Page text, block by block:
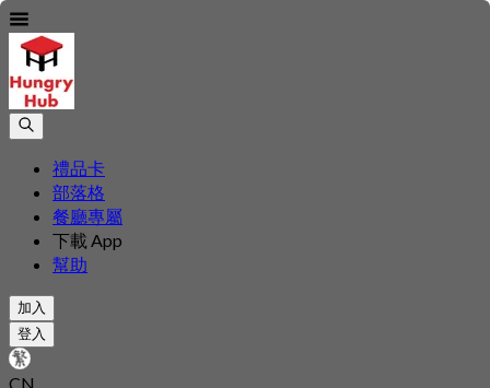
禮品卡
部落格
餐廳專屬
下載 App
幫助
加入
登入
CN